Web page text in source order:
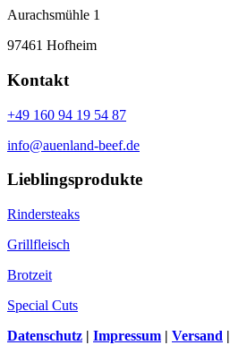
Aurachsmühle 1
97461 Hofheim
Kontakt
+49 160 94 19 54 87
info@auenland-beef.de
Lieblingsprodukte
Rindersteaks
Grillfleisch
Brotzeit
Special Cuts
Datenschutz | Impressum | Versand |